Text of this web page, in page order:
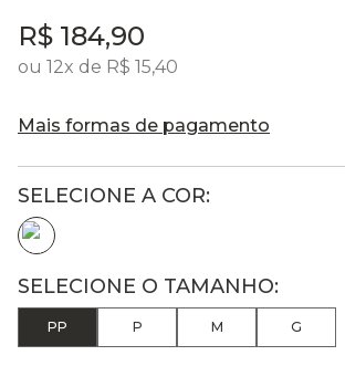
R$ 184,90
ou 12x de R$ 15,40
Mais formas de pagamento
PP P M G